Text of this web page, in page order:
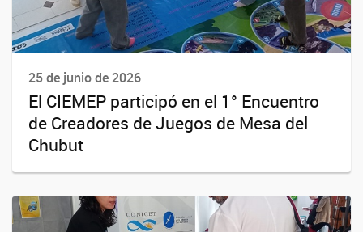
25 de junio de 2026
El CIEMEP participó en el 1° Encuentro
de Creadores de Juegos de Mesa del
Chubut